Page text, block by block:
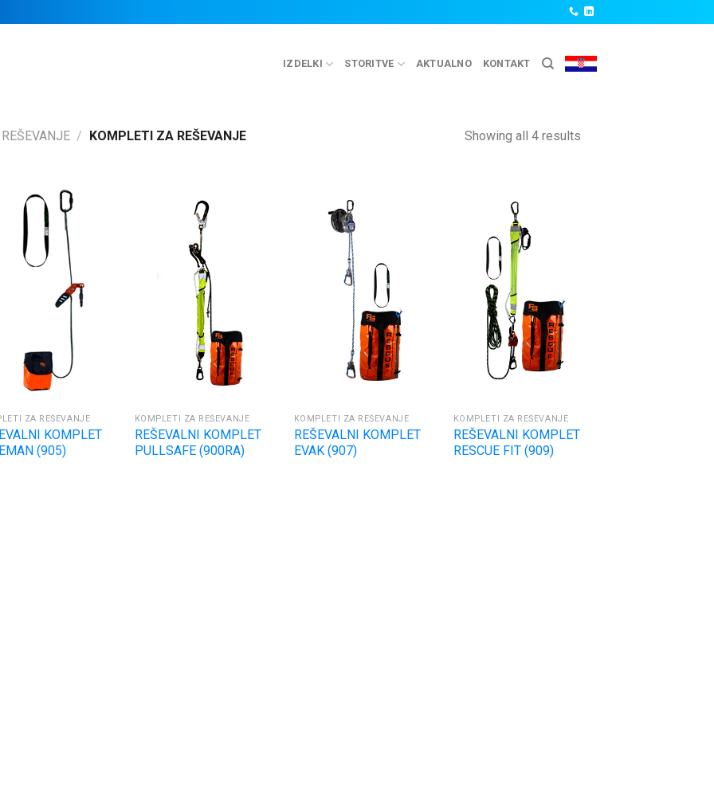
IZDELKI STORITVE AKTUALNO KONTAKT
REŠEVANJE / KOMPLETI ZA REŠEVANJE Showing all 4 results
ZA REŠEVANJE
KOMPLET
(905)
KOMPLETI ZA REŠEVANJE
REŠEVALNI KOMPLET
PULLSAFE (900RA)
KOMPLETI ZA REŠEVANJE
REŠEVALNI KOMPLET
EVAK (907)
KOMPLETI ZA REŠEVANJE
REŠEVALNI KOMPLET
RESCUE FIT (909)